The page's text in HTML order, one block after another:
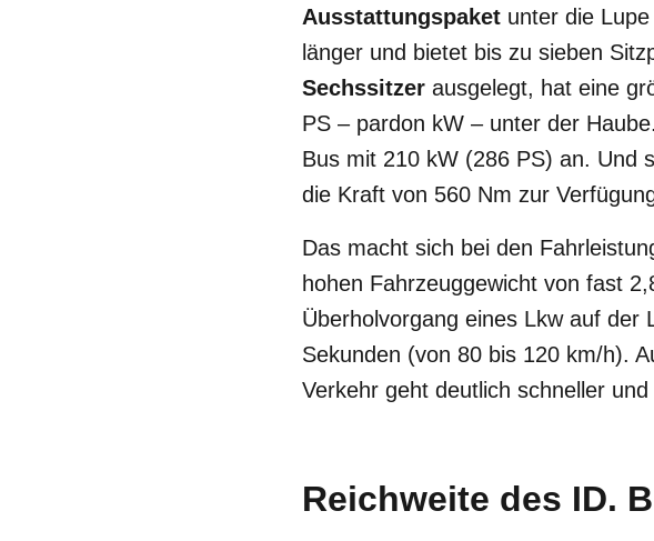
Ausstattungspaket unter die
länger und bietet bis zu sieben
Sechssitzer ausgelegt, hat eine
PS – pardon kW – unter der
Bus mit 210 kW (286 PS) an. Und
die Kraft von 560 Nm zur
Das macht sich bei den
hohen Fahrzeuggewicht von fast
Überholvorgang eines Lkw auf
Sekunden (von 80 bis 120 km/h).
Verkehr geht deutlich schneller
Reichweite des ID.